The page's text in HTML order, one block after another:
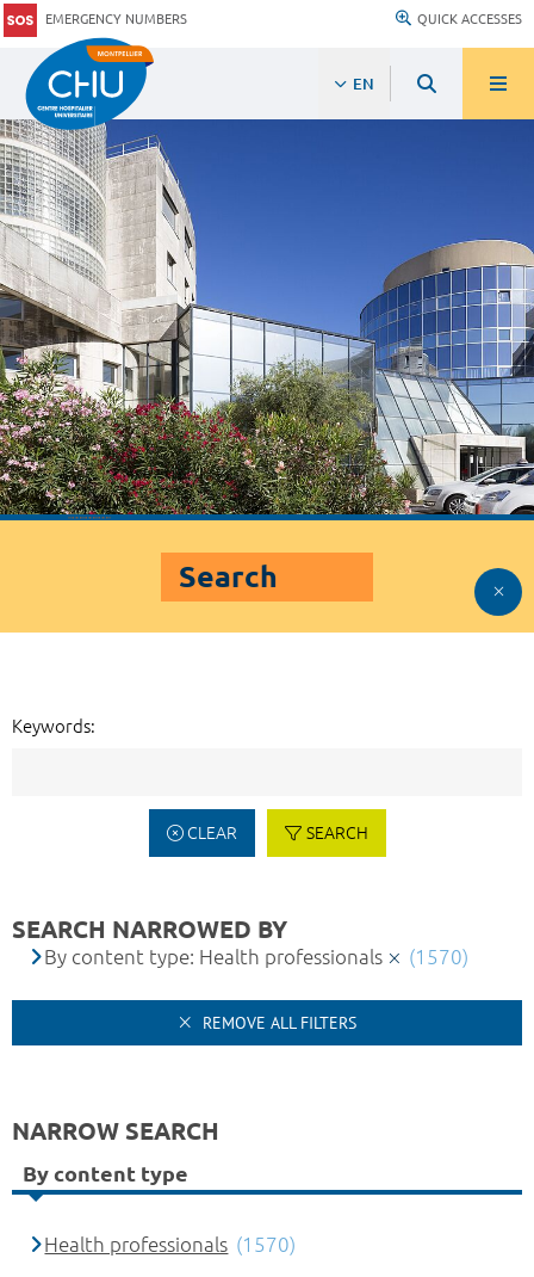
EMERGENCY NUMBERS QUICK ACCESSES
EN
Search
Keywords:
CLEAR SEARCH
SEARCH NARROWED BY
By content type: Health professionals (1570)
REMOVE ALL FILTERS
NARROW SEARCH
By content type
Health professionals (1570)